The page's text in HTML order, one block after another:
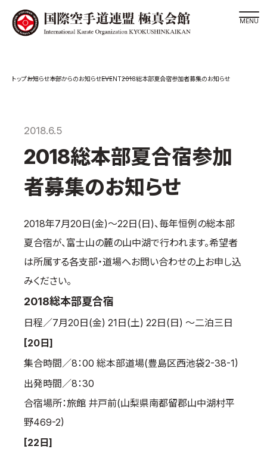
スケジュール
大山倍達総裁 紹介
松井章奎館長 紹介
極真の歴史
極真会館の概要
役員紹介
各委員会紹介
お知らせ
本部からのお知らせ
公式大会
試合規則
お知らせ本部からのお知らせEVENT2018総本部夏合宿参加者募集のお知らせ
2018.6.5
2018総本部夏合宿参加
者募集のお知らせ
2018年7月20日(金)～22日(日)、毎年恒例の総本部
夏合宿が、富士山の麓の山中湖で行われます。希望者
は所属する各支部・道場へお問い合わせの上お申し込
みください。
2018総本部夏合宿
日程／7月20日(金) 21日(土) 22日(日) ～二泊三日
[20日]
集合時間／8：00 総本部道場(豊島区西池袋2-38-1)
出発時間／8：30
合宿場所：旅館 井戸前(山梨県南都留郡山中湖村平
野469-2)
[22日]